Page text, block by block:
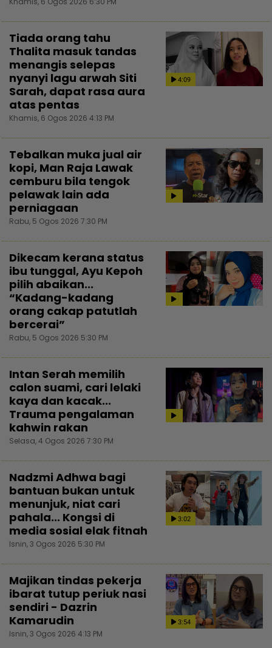
4:09
Tiada orang tahu
Thalita masuk tandas
menangis selepas
nyanyi lagu arwah Siti
Sarah, dapat rasa aura
atas pentas
Khamis, 6 Ogos 2026 4:13 PM
Tebalkan muka jual air
kopi, Man Raja Lawak
cemburu bila tengok
pelawak lain ada
perniagaan
Rabu, 5 Ogos 2026 7:30 PM
Dikecam kerana status
ibu tunggal, Ayu Kepoh
pilih abaikan...
“Kadang-kadang
orang cakap patutlah
bercerai”
Rabu, 5 Ogos 2026 5:30 PM
Intan Serah memilih
calon suami, cari lelaki
kaya dan kacak...
Trauma pengalaman
kahwin rakan
Selasa, 4 Ogos 2026 7:30 PM
3:02
Nadzmi Adhwa bagi
bantuan bukan untuk
menunjuk, niat cari
pahala... Kongsi di
media sosial elak fitnah
Isnin, 3 Ogos 2026 5:30 PM
3:54
Majikan tindas pekerja
ibarat tutup periuk nasi
sendiri - Dazrin
Kamarudin
Isnin, 3 Ogos 2026 4:13 PM